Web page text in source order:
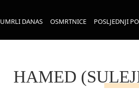
UMRLI DANAS OSMRTNICE POSLJEDNJI
HAMED